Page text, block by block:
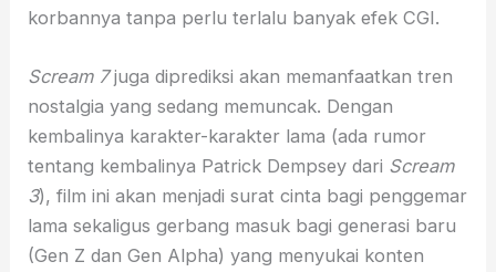
korbannya tanpa perlu terlalu banyak efek CGI.
Scream 7juga diprediksi akan memanfaatkan tren
nostalgia yang sedang memuncak. Dengan
kembalinya karakter-karakter lama (ada rumor
tentang kembalinya Patrick Dempsey dari Scream
3), film ini akan menjadi surat cinta bagi penggemar
lama sekaligus gerbang masuk bagi generasi baru
(Gen Z dan Gen Alpha) yang menyukai konten